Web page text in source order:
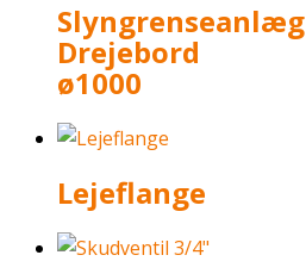
Slyngrenseanlæg
Drejebord
ø1000
Lejeflange